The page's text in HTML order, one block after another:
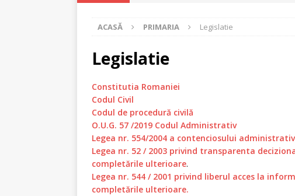
[ iunie 27, 2025 ]
SELECȚIE PARTENERI
[ noiembrie 29, 2024 ]
[ mai 13, 2026 ]
ACASĂ PRIMARIA Legislatie
Legislatie
Constitutia Romaniei
Codul Civil
Codul de procedură civilă
O.U.G. 57 /2019 Codul Administrativ
Legea nr. 554/2004 a contenciosului
Legea nr. 52 / 2003 privind transparenta
completările ulterioare.
Legea nr. 544 / 2001 privind liberul acces la
completările ulterioare.